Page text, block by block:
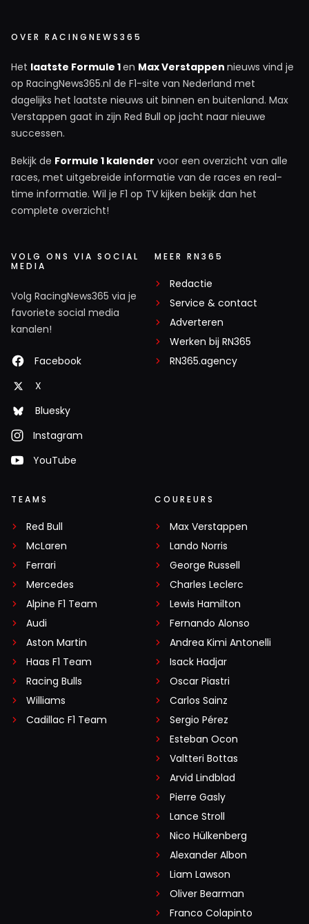
OVER RACINGNEWS365
Het laatste Formule 1en Max Verstappen nieuws vind je
op RacingNews365.nl de F1-site van Nederland met
dagelijks het laatste nieuws uit binnen en buitenland. Max
Verstappen gaat in zijn Red Bull op jacht naar nieuwe
successen.
Bekijk de Formule 1 kalender voor een overzicht van alle
races, met uitgebreide informatie van de races en real-
time informatie. Wil je F1 op TV kijken bekijk dan het
complete overzicht!
VOLG ONS VIA SOCIAL
MEDIA
Volg RacingNews365 via je
favoriete social media
kanalen!
Facebook
X
Bluesky
Instagram
YouTube
MEER RN365
Redactie
Service & contact
Adverteren
Werken bij RN365
RN365.agency
TEAMS
Red Bull
McLaren
Ferrari
Mercedes
Alpine F1 Team
Audi
Aston Martin
Haas F1 Team
Racing Bulls
Williams
Cadillac F1 Team
COUREURS
Max Verstappen
Lando Norris
George Russell
Charles Leclerc
Lewis Hamilton
Fernando Alonso
Andrea Kimi Antonelli
Isack Hadjar
Oscar Piastri
Carlos Sainz
Sergio Pérez
Esteban Ocon
Valtteri Bottas
Arvid Lindblad
Pierre Gasly
Lance Stroll
Nico Hülkenberg
Alexander Albon
Liam Lawson
Oliver Bearman
Franco Colapinto